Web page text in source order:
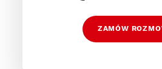
ZAMÓW